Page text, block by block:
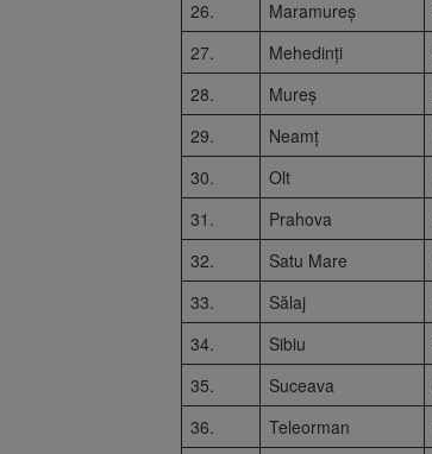
26.
Maramureș
27.
Mehedinți
28.
Mureș
29.
Neamț
30.
Olt
31.
Prahova
32.
Satu Mare
33.
Sălaj
34.
Sibiu
35.
Suceava
36.
Teleorman